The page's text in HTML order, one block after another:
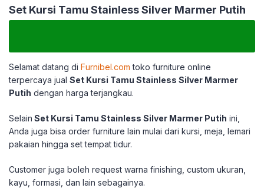
Set Kursi Tamu Stainless Silver Marmer Putih
Selamat datang di Furnibel.com toko furniture online
terpercaya jual Set Kursi Tamu Stainless Silver Marmer
Putih dengan harga terjangkau.
Selain Set Kursi Tamu Stainless Silver Marmer Putih ini,
Anda juga bisa order furniture lain mulai dari kursi, meja, lemari
pakaian hingga set tempat tidur.
Customer juga boleh request warna finishing, custom ukuran,
kayu, formasi, dan lain sebagainya.